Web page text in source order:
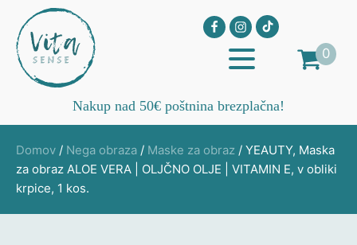
0
Nakup nad 50€ poštnina brezplačna!
Domov / Nega obraza / Maske za obraz / YEAUTY, Maska
za obraz ALOE VERA | OLJČNO OLJE | VITAMIN E, v obliki
krpice, 1 kos.